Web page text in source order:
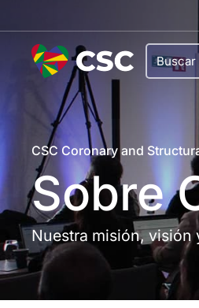
CSC Coronary and
Sobre
Nuestra misión, visión